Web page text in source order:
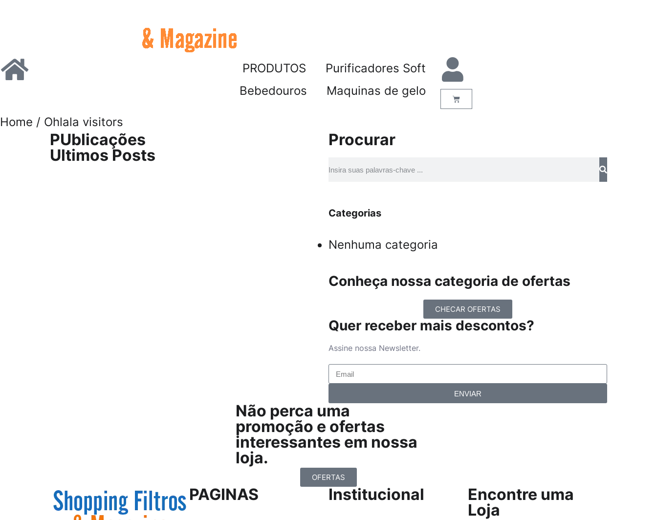
PRODUTOS
Purificadores Soft
Bebedouros
Maquinas de gelo
Home / Ohlala visitors
PUblicações
Ultimos Posts
Procurar
Categorias
Nenhuma categoria
Conheça nossa categoria de ofertas
CHECAR OFERTAS
Quer receber mais descontos?
Assine nossa Newsletter.
ENVIAR
Não perca uma
promoção e ofertas
interessantes em nossa
loja.
OFERTAS
PAGINAS Institucional
Encontre uma
Loja